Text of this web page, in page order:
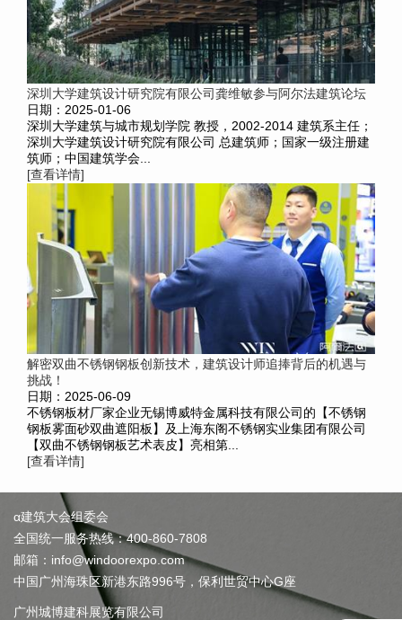
深圳大学建筑设计研究院有限公司龚维敏参与阿尔法建筑论坛
日期：2025-01-06
深圳大学建筑与城市规划学院 教授，2002-2014 建筑系主任；
深圳大学建筑设计研究院有限公司 总建筑师；国家一级注册建
筑师；中国建筑学会...
[查看详情]
解密双曲不锈钢钢板创新技术，建筑设计师追捧背后的机遇与
挑战！
日期：2025-06-09
不锈钢板材厂家企业无锡博威特金属科技有限公司的【不锈钢
钢板雾面砂双曲遮阳板】及上海东阁不锈钢实业集团有限公司
【双曲不锈钢钢板艺术表皮】亮相第...
[查看详情]
α建筑大会组委会
全国统一服务热线：400-860-7808
邮箱：info@windoorexpo.com
中国广州海珠区新港东路996号，保利世贸中心G座
广州城博建科展览有限公司